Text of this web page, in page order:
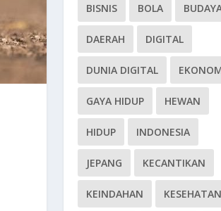
BISNIS BOLA
DAERAH DIGITAL
DUNIA DIGITAL
GAYA HIDUP HEWAN
HIDUP INDONESIA
JEPANG KECANTIKAN
KEINDAHAN KESEHATAN